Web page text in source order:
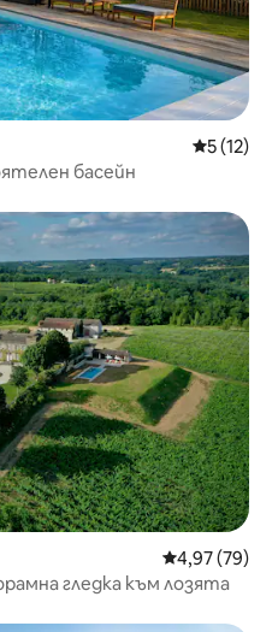
Средна
5 (12)
басейн
Средна
4,97 (79)
гледка към лозята